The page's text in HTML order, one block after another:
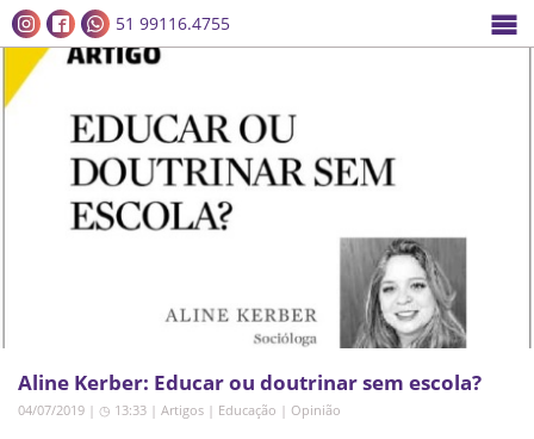
51 99116.4755
Aline Kerber: Educar ou doutrinar sem escola?
04/07/2019 | ◷ 13:33 | Artigos | Educação | Opinião